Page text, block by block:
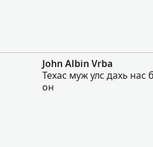
John Albin Vrba
Техас муж улс дахь нас
он